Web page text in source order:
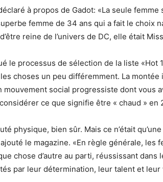
à propos de Gadot: «La seule
femme de 34 ans qui a fait le choix
d’être reine de l’univers de DC, elle était
le processus de sélection de la liste «Hot
choses un peu différemment. La
mouvement social progressiste dont vous
ce que signifie être « chaud » en
physique, bien sûr. Mais ce n’était
ajouté le magazine. «En règle générale,
chose d’autre au parti, réussissant dans
par leur détermination, leur talent et leur